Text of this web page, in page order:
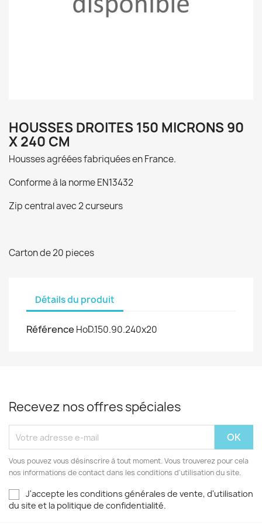
HOUSSES DROITES 150 MICRONS 90
X 240 CM
Housses agréées fabriquées en France.
Conforme à la norme EN13432
Zip central avec 2 curseurs
Carton de 20 pieces
Détails du produit
Référence HoD.150.90.240x20
Recevez nos offres spéciales
Vous pouvez vous désinscrire à tout moment. Vous trouverez pour cela
nos informations de contact dans les conditions d'utilisation du site.
J'accepte les conditions générales de vente, d'utilisation
du site et la politique de confidentialité.